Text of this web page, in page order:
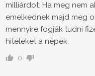
milliárdot. Ha meg nem
emelkednek majd meg
mennyire fogják tudni
hiteleket a népek.
0